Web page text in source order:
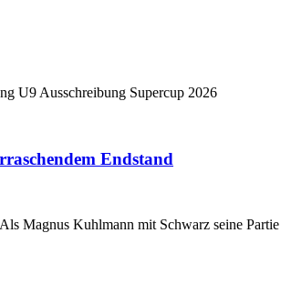
U9 Ausschreibung Supercup 2026
Endstand
Magnus Kuhlmann mit Schwarz seine